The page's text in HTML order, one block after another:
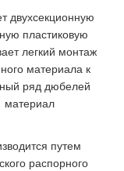
двухсекционную
пластиковую
легкий монтаж
материала к
ряд дюбелей
материал
путем
распорного